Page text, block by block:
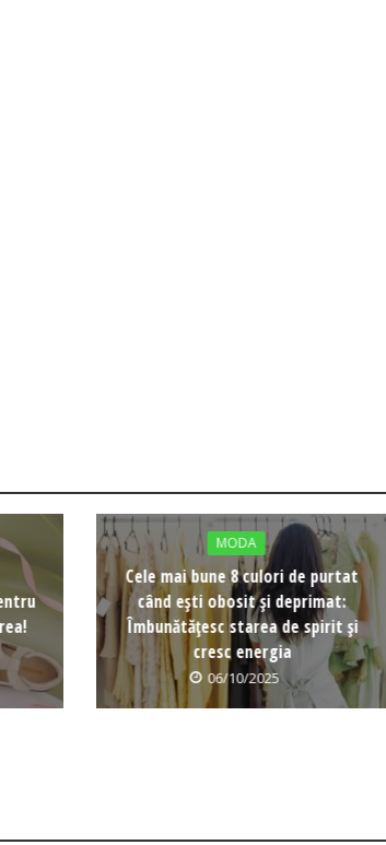
MODA
Cele mai bune 8 culori de purtat
când ești obosit și deprimat:
Îmbunătățesc starea de spirit și
cresc energia
06/10/2025